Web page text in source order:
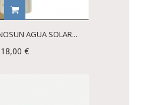
AGUA SOLAR...
18,00 €